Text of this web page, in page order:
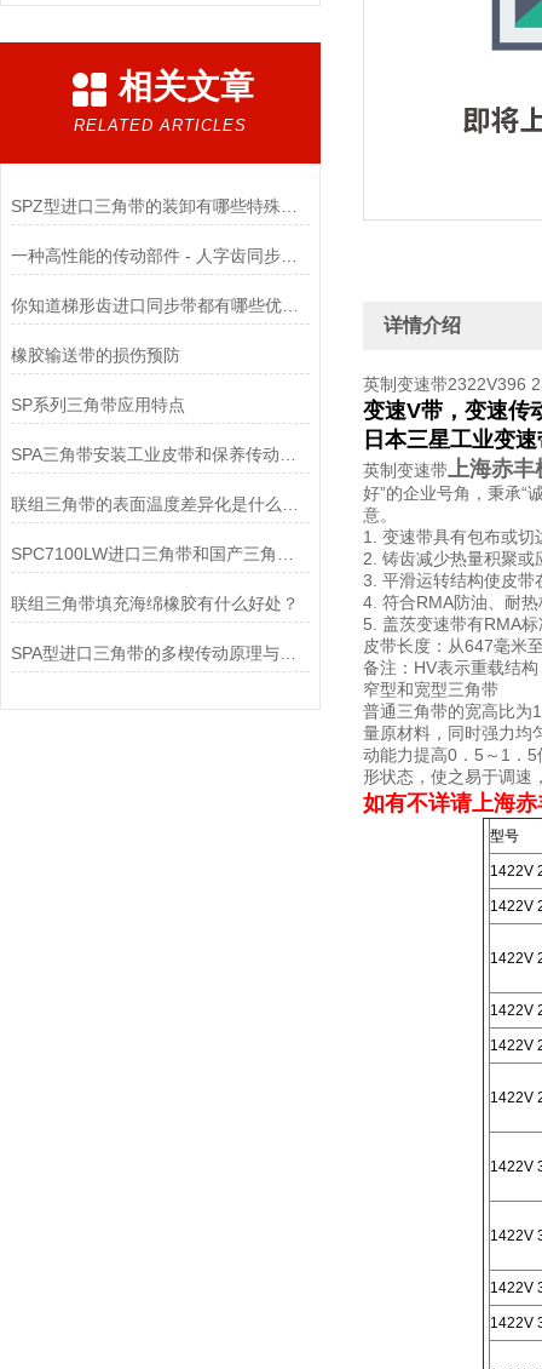
相关文章
RELATED ARTICLES
一种高性能的传动部件 - 人字齿同步带使用全攻略
你知道梯形齿进口同步带都有哪些优点吗？
橡胶输送带的损伤预防
SP系列三角带应用特点
联组三角带填充海绵橡胶有什么好处？
SPA型进口三角带的多楔传动原理与紧凑空间驱动实践
详情介绍
英制变速带2322V396
变速V带，变速传
日本三星工业变
英制变速带上海赤丰
好”的企业号角，秉承“
意。
1. 变速带具有包布或
2. 铸齿减少热量积聚
3. 平滑运转结构使皮带
4. 符合RMA防油、耐
5. 盖茨变速带有RMA
皮带长度：从647毫米
备注：HV表示重载结构
窄型和宽型三角带
普通三角带的宽高比为
量原材料，同时强力均
动能力提高0．5～1．
形状态，使之易于调速
如有不详请上海
型号
1422V
1422V
1422V
1422V
1422V
1422V
1422V
1422V
1422V
1422V